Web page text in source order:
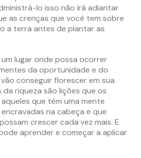
lo isso não irá adiantar
as crenças que você tem sobre
a terra antes de plantar as
lugar onde possa ocorrer
da oportunidade e do
conseguir florescer em sua
da riqueza são lições que os
que têm uma mente
na cabeça e que
crescer cada vez mais. E
aprender e começar a aplicar